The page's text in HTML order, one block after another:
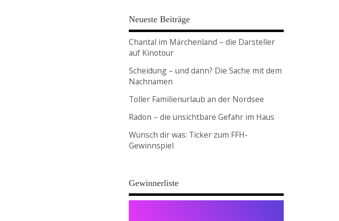
Neueste Beiträge
Chantal im Märchenland – die Darsteller
auf Kinotour
Scheidung – und dann? Die Sache mit dem
Nachnamen
Toller Familienurlaub an der Nordsee
Radon – die unsichtbare Gefahr im Haus
Wünsch dir was: Ticker zum FFH-
Gewinnspiel
Gewinnerliste